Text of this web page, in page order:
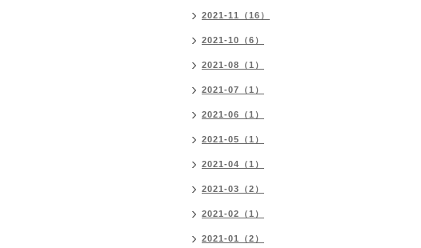
2021-11（16）
2021-10（6）
2021-08（1）
2021-07（1）
2021-06（1）
2021-05（1）
2021-04（1）
2021-03（2）
2021-02（1）
2021-01（2）